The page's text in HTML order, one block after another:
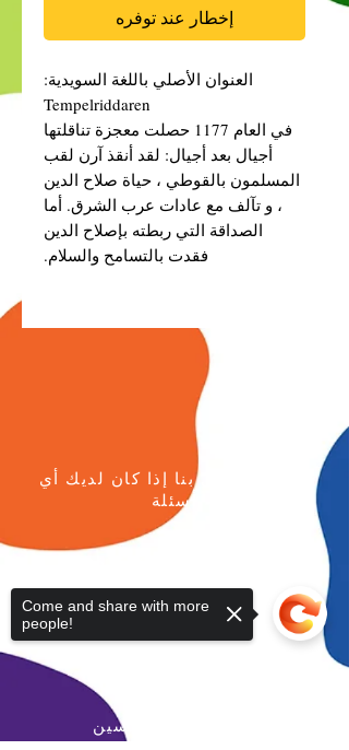
إخطار عند توفره
العنوان الأصلي باللغة السويدية:
Tempelriddaren
في العام 1177 حصلت معجزة تناقلتها
أجيال بعد أجيال: لقد أنقذ آرن لقب
المسلمون بالقوطي ، حياة صلاح الدين
، و تآلف مع عادات عرب الشرق. أما
الصداقة التي ربطته بإصلاح الدين
فقدت بالتسامح والسلام.
يرجى الاتصال بنا إذا كان لديك أي
أسئلة
الجوال: +962777771595
عمان - جبل الحسين
Come and share with more
people!